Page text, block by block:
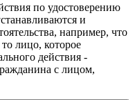
по удостоверению
и
например, что
лицо, которое
действия -
с лицом,